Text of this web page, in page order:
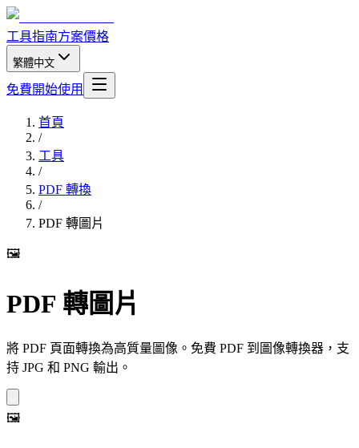
工具指南方案價格
繁體中文
免費開始使用
首頁
/
工具
/
PDF 轉換
/
PDF 轉圖片
🖼️
PDF 轉圖片
將 PDF 頁面轉換為高質量圖像。免費 PDF 到圖像轉換器，支
持 JPG 和 PNG 輸出。
🖼️